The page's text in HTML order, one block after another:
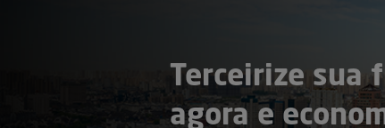
Terceirize sua
agora e